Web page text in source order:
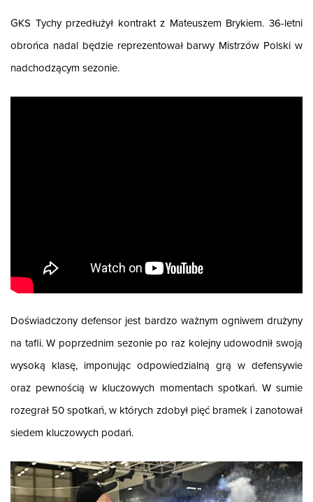
GKS Tychy przedłużył kontrakt z Mateuszem Brykiem. 36-letni
obrońca nadal będzie reprezentował barwy Mistrzów Polski w
nadchodzącym sezonie.
Doświadczony defensor jest bardzo ważnym ogniwem drużyny
na tafli. W poprzednim sezonie po raz kolejny udowodnił swoją
wysoką klasę, imponując odpowiedzialną grą w defensywie
oraz pewnością w kluczowych momentach spotkań. W sumie
rozegrał 50 spotkań, w których zdobył pięć bramek i zanotował
siedem kluczowych podań.